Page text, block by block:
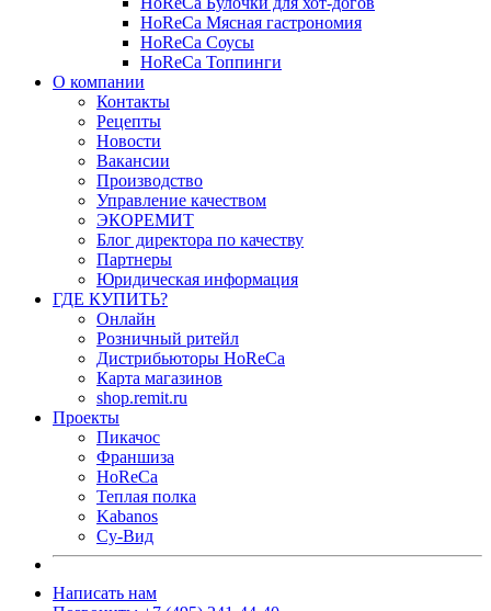
HoReCa Мясная гастрономия
HoReCa Соусы
HoReCa Топпинги
О компании
Контакты
Рецепты
Новости
Вакансии
Производство
Управление качеством
ЭКОРЕМИТ
Блог директора по качеству
Партнеры
Юридическая информация
ГДЕ КУПИТЬ?
Онлайн
Розничный ритейл
Дистрибьюторы HoReCa
Карта магазинов
shop.remit.ru
Проекты
Пикачос
Франшиза
HoReCa
Теплая полка
Kabanos
Су-Вид
Написать нам